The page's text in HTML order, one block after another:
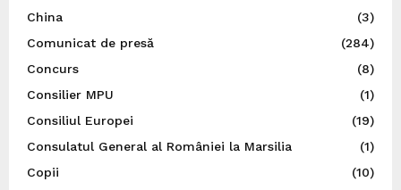
China
(3)
Comunicat de presă
(284)
Concurs
(8)
Consilier MPU
(1)
Consiliul Europei
(19)
Consulatul General al României la Marsilia
(1)
Copii
(10)